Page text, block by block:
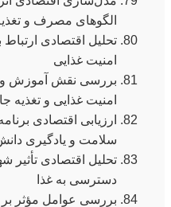
الگوهای مصرف و
تحلیل اقتصادی
امنیت غذایی
بررسی نقش آموزش و
امنیت غذایی و تغذیه
ارزیابی اقتصادی
سلامت و یادگیری
تحلیل اقتصادی تأثیر
دسترسی به غذا
بررسی عوامل مؤثر بر